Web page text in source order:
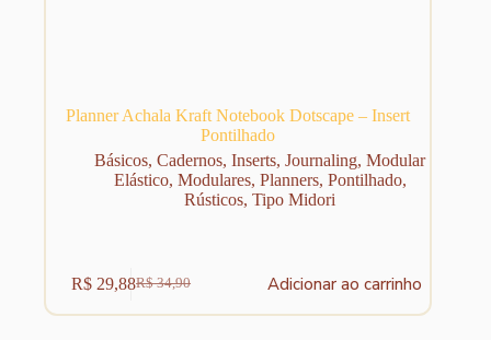
Planner Achala Kraft Notebook Dotscape – Insert
Pontilhado
Básicos,Cadernos,Inserts,Journaling,Modular
Elástico, Modulares, Planners, Pontilhado,
Rústicos,Tipo Midori
R$34,90
O
preço
R$ 29,88O
preço
Adicionar ao carrinho